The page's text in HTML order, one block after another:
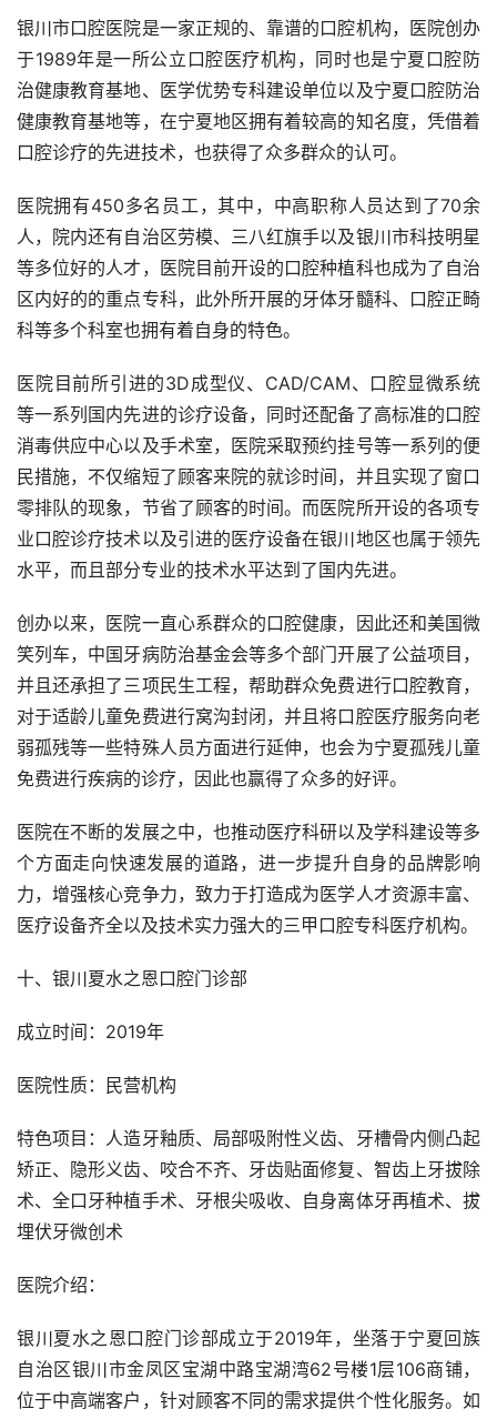
银川市口腔医院是一家正规的、靠谱的口腔机构，医院创办
于1989年是一所公立口腔医疗机构，同时也是宁夏口腔防
治健康教育基地、医学优势专科建设单位以及宁夏口腔防治
健康教育基地等，在宁夏地区拥有着较高的知名度，凭借着
口腔诊疗的先进技术，也获得了众多群众的认可。
医院拥有450多名员工，其中，中高职称人员达到了70余
人，院内还有自治区劳模、三八红旗手以及银川市科技明星
等多位好的人才，医院目前开设的口腔种植科也成为了自治
区内好的的重点专科，此外所开展的牙体牙髓科、口腔正畸
科等多个科室也拥有着自身的特色。
医院目前所引进的3D成型仪、CAD/CAM、口腔显微系统
等一系列国内先进的诊疗设备，同时还配备了高标准的口腔
消毒供应中心以及手术室，医院采取预约挂号等一系列的便
民措施，不仅缩短了顾客来院的就诊时间，并且实现了窗口
零排队的现象，节省了顾客的时间。而医院所开设的各项专
业口腔诊疗技术以及引进的医疗设备在银川地区也属于领先
水平，而且部分专业的技术水平达到了国内先进。
创办以来，医院一直心系群众的口腔健康，因此还和美国微
笑列车，中国牙病防治基金会等多个部门开展了公益项目，
并且还承担了三项民生工程，帮助群众免费进行口腔教育，
对于适龄儿童免费进行窝沟封闭，并且将口腔医疗服务向老
弱孤残等一些特殊人员方面进行延伸，也会为宁夏孤残儿童
免费进行疾病的诊疗，因此也赢得了众多的好评。
医院在不断的发展之中，也推动医疗科研以及学科建设等多
个方面走向快速发展的道路，进一步提升自身的品牌影响
力，增强核心竞争力，致力于打造成为医学人才资源丰富、
医疗设备齐全以及技术实力强大的三甲口腔专科医疗机构。
十、银川夏水之恩口腔门诊部
成立时间：2019年
医院性质：民营机构
特色项目：人造牙釉质、局部吸附性义齿、牙槽骨内侧凸起
矫正、隐形义齿、咬合不齐、牙齿贴面修复、智齿上牙拔除
术、全口牙种植手术、牙根尖吸收、自身离体牙再植术、拔
埋伏牙微创术
医院介绍：
银川夏水之恩口腔门诊部成立于2019年，坐落于宁夏回族
自治区银川市金凤区宝湖中路宝湖湾62号楼1层106商铺，
位于中高端客户，针对顾客不同的需求提供个性化服务。如